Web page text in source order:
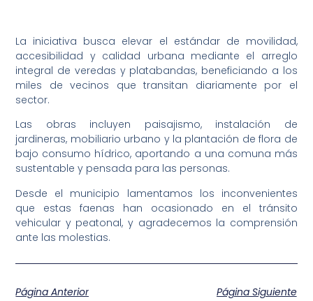
La iniciativa busca elevar el estándar de movilidad,
accesibilidad y calidad urbana mediante el arreglo
integral de veredas y platabandas, beneficiando a los
miles de vecinos que transitan diariamente por el
sector.
Las obras incluyen paisajismo, instalación de
jardineras, mobiliario urbano y la plantación de flora de
bajo consumo hídrico, aportando a una comuna más
sustentable y pensada para las personas.
Desde el municipio lamentamos los inconvenientes
que estas faenas han ocasionado en el tránsito
vehicular y peatonal, y agradecemos la comprensión
ante las molestias.
Página Anterior Página Siguiente